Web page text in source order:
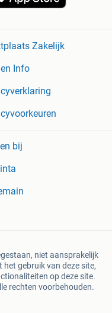
Zakelijk
Info
bij
niet aansprakelijk
gebruik van deze site,
op deze site.
rechten voorbehouden.